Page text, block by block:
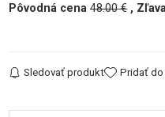
Pôvodná cena 48.00€
Sledovať produkt Pridať